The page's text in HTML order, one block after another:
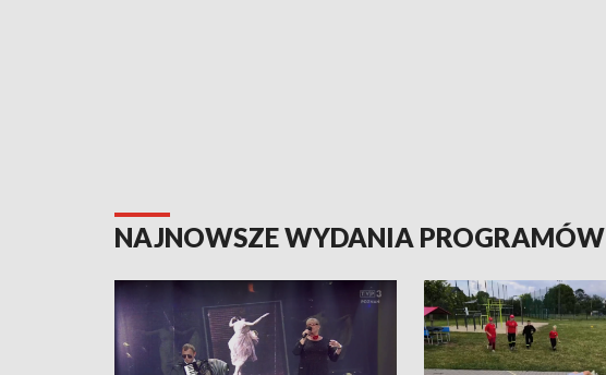
NAJNOWSZE WYDANIA PROGRAMÓW